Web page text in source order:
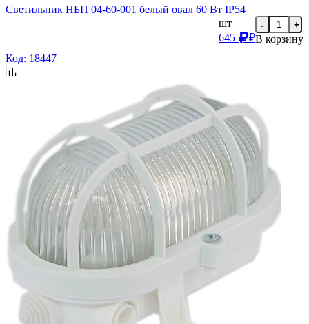
Светильник НБП 04-60-001 белый овал 60 Вт IP54
шт
645
₽
- +
В корзину
Код: 18447